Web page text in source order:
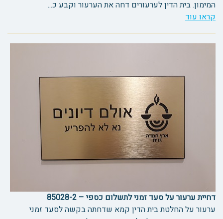
המימון. בית הדין לערעורים דחה את הערעור וקבע כ...
קראו עוד
דחיית ערעור על סעד זמני לתשלום כספי – 85028-2
ערעור על החלטת בית הדין קמא שדחתה בקשה לסעד זמני